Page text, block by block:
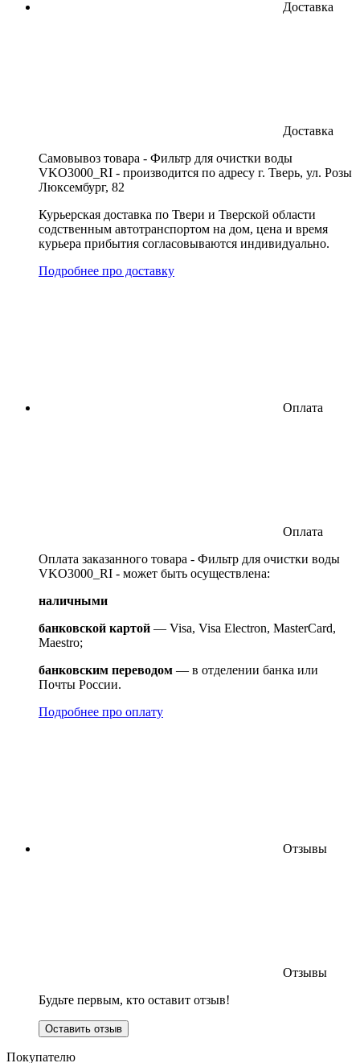
Доставка
Доставка
Cамовывоз товара - Фильтр для очистки воды
VKO3000_RI - производится по адресу г. Тверь, ул. Розы
Люксембург, 82
Курьерская доставка по Твери и Тверской области
содственным автотранспортом на дом, цена и время
курьера прибытия согласовываются индивидуально.
Подробнее про доставку
Оплата
Оплата
Оплата заказанного товара - Фильтр для очистки воды
VKO3000_RI - может быть осуществлена:
наличными
банковской картой — Visa, Visa Electron, MasterCard,
Maestro;
банковским переводом — в отделении банка или
Почты России.
Подробнее про оплату
Отзывы
Отзывы
Будьте первым, кто оставит отзыв!
Оставить отзыв
Покупателю